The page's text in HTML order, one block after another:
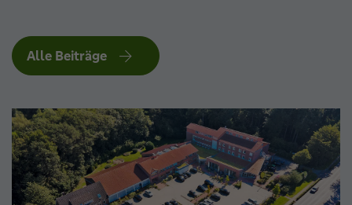
Alle Beiträge